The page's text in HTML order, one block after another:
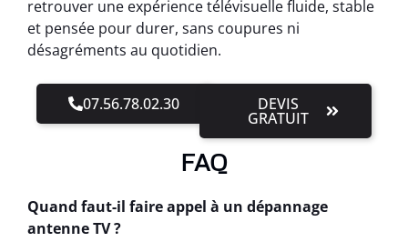
retrouver une expérience télévisuelle fluide, stable
et pensée pour durer, sans coupures ni
désagréments au quotidien.
07.56.78.02.30 DEVIS
GRATUIT
FAQ
Quand faut-il faire appel à un dépannage
antenne TV ?